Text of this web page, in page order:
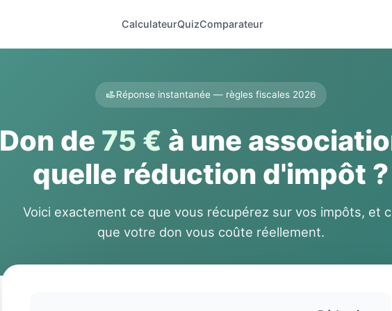
CalculateurQuizComparateur
Réponse instantanée — règles fiscales 2026
Don de 75 € à une
quelle réduction d'impôt ?
Voici exactement ce que vous récupérez sur vos impôts, et
que votre don vous coûte réellement.